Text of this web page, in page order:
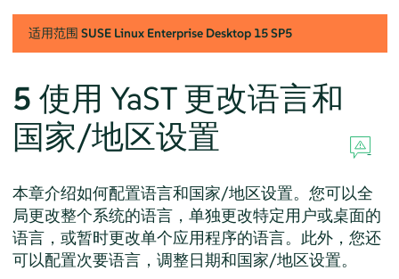
适用范围 SUSE Linux Enterprise Desktop 15 SP5
5 使用 YaST 更改语言和
国家/地区设置
本章介绍如何配置语言和国家/地区设置。您可以全
局更改整个系统的语言，单独更改特定用户或桌面的
语言，或暂时更改单个应用程序的语言。此外，您还
可以配置次要语言，调整日期和国家/地区设置。